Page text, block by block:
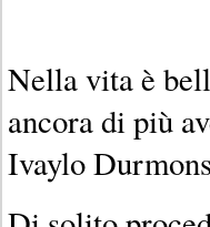
Nella vita è
ancora di più
Ivaylo